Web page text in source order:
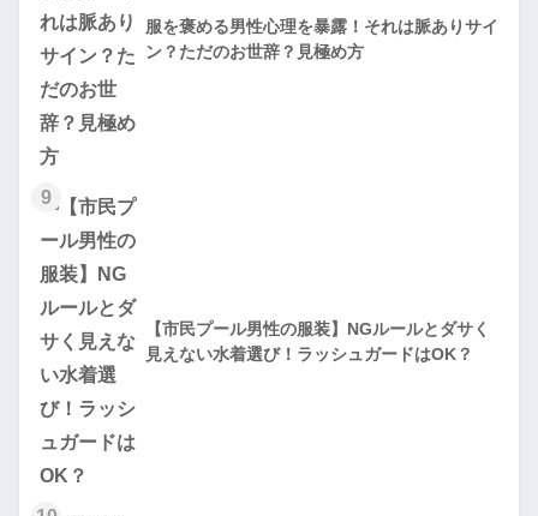
服を褒める男性心理を暴露！それは脈ありサイ
ン？ただのお世辞？見極め方
9
【市民プール男性の服装】NGルールとダサく
見えない水着選び！ラッシュガードはOK？